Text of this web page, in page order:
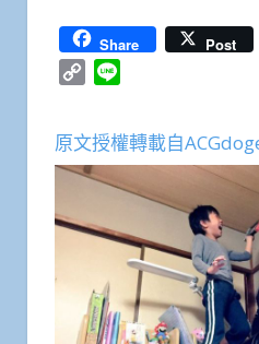
Share Post
Copy
原文授權轉載自